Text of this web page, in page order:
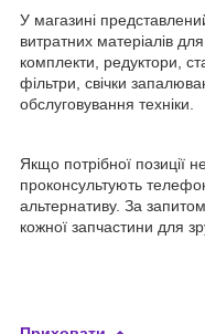
У магазині
витратних матеріалів
комплекти, редуктори,
фільтри, свічки
обслуговування техніки.
Якщо потрібної позиції
проконсультують
альтернативу. За
кожної запчастини для